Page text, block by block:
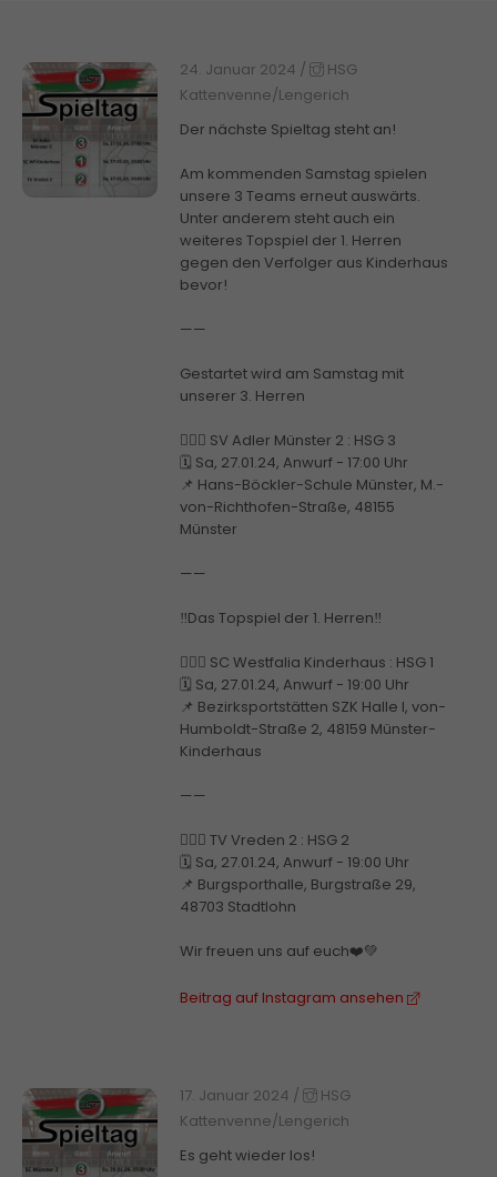
24. Januar 2024 /
HSG
Kattenvenne/Lengerich
Der nächste Spieltag steht an!
Am kommenden Samstag spielen
unsere 3 Teams erneut auswärts.
Unter anderem steht auch ein
weiteres Topspiel der 1. Herren
gegen den Verfolger aus Kinderhaus
bevor!
——
Gestartet wird am Samstag mit
unserer 3. Herren
🤾🏼‍♂️ SV Adler Münster 2 : HSG 3
🗓️ Sa, 27.01.24, Anwurf - 17:00 Uhr
📌 Hans-Böckler-Schule Münster, M.-
von-Richthofen-Straße, 48155
Münster
——
‼️Das Topspiel der 1. Herren‼️
🤾🏼‍♂️ SC Westfalia Kinderhaus : HSG 1
🗓️ Sa, 27.01.24, Anwurf - 19:00 Uhr
📌 Bezirksportstätten SZK Halle I, von-
Humboldt-Straße 2, 48159 Münster-
Kinderhaus
——
🤾🏼‍♂️ TV Vreden 2 : HSG 2
🗓️ Sa, 27.01.24, Anwurf - 19:00 Uhr
📌 Burgsporthalle, Burgstraße 29,
48703 Stadtlohn
Wir freuen uns auf euch❤️💚
Beitrag auf Instagram ansehen
17. Januar 2024 /
HSG
Kattenvenne/Lengerich
Es geht wieder los!